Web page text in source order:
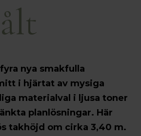
nya smakfulla
i hjärtat av mysiga
materialval i ljusa toner
planlösningar. Här
takhöjd om cirka 3,40 m.